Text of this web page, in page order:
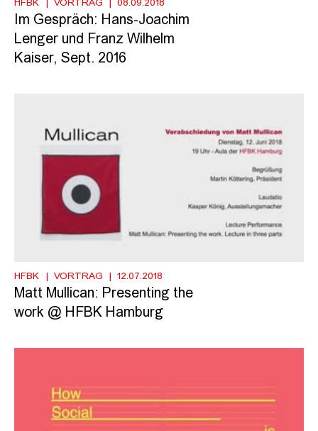
HFBK VORTRAG 08.09.2018
Im Gespräch: Hans-Joachim
Lenger und Franz Wilhelm
Kaiser, Sept. 2016
HFBK VORTRAG 12.07.2018
Matt Mullican: Presenting the
work @ HFBK Hamburg